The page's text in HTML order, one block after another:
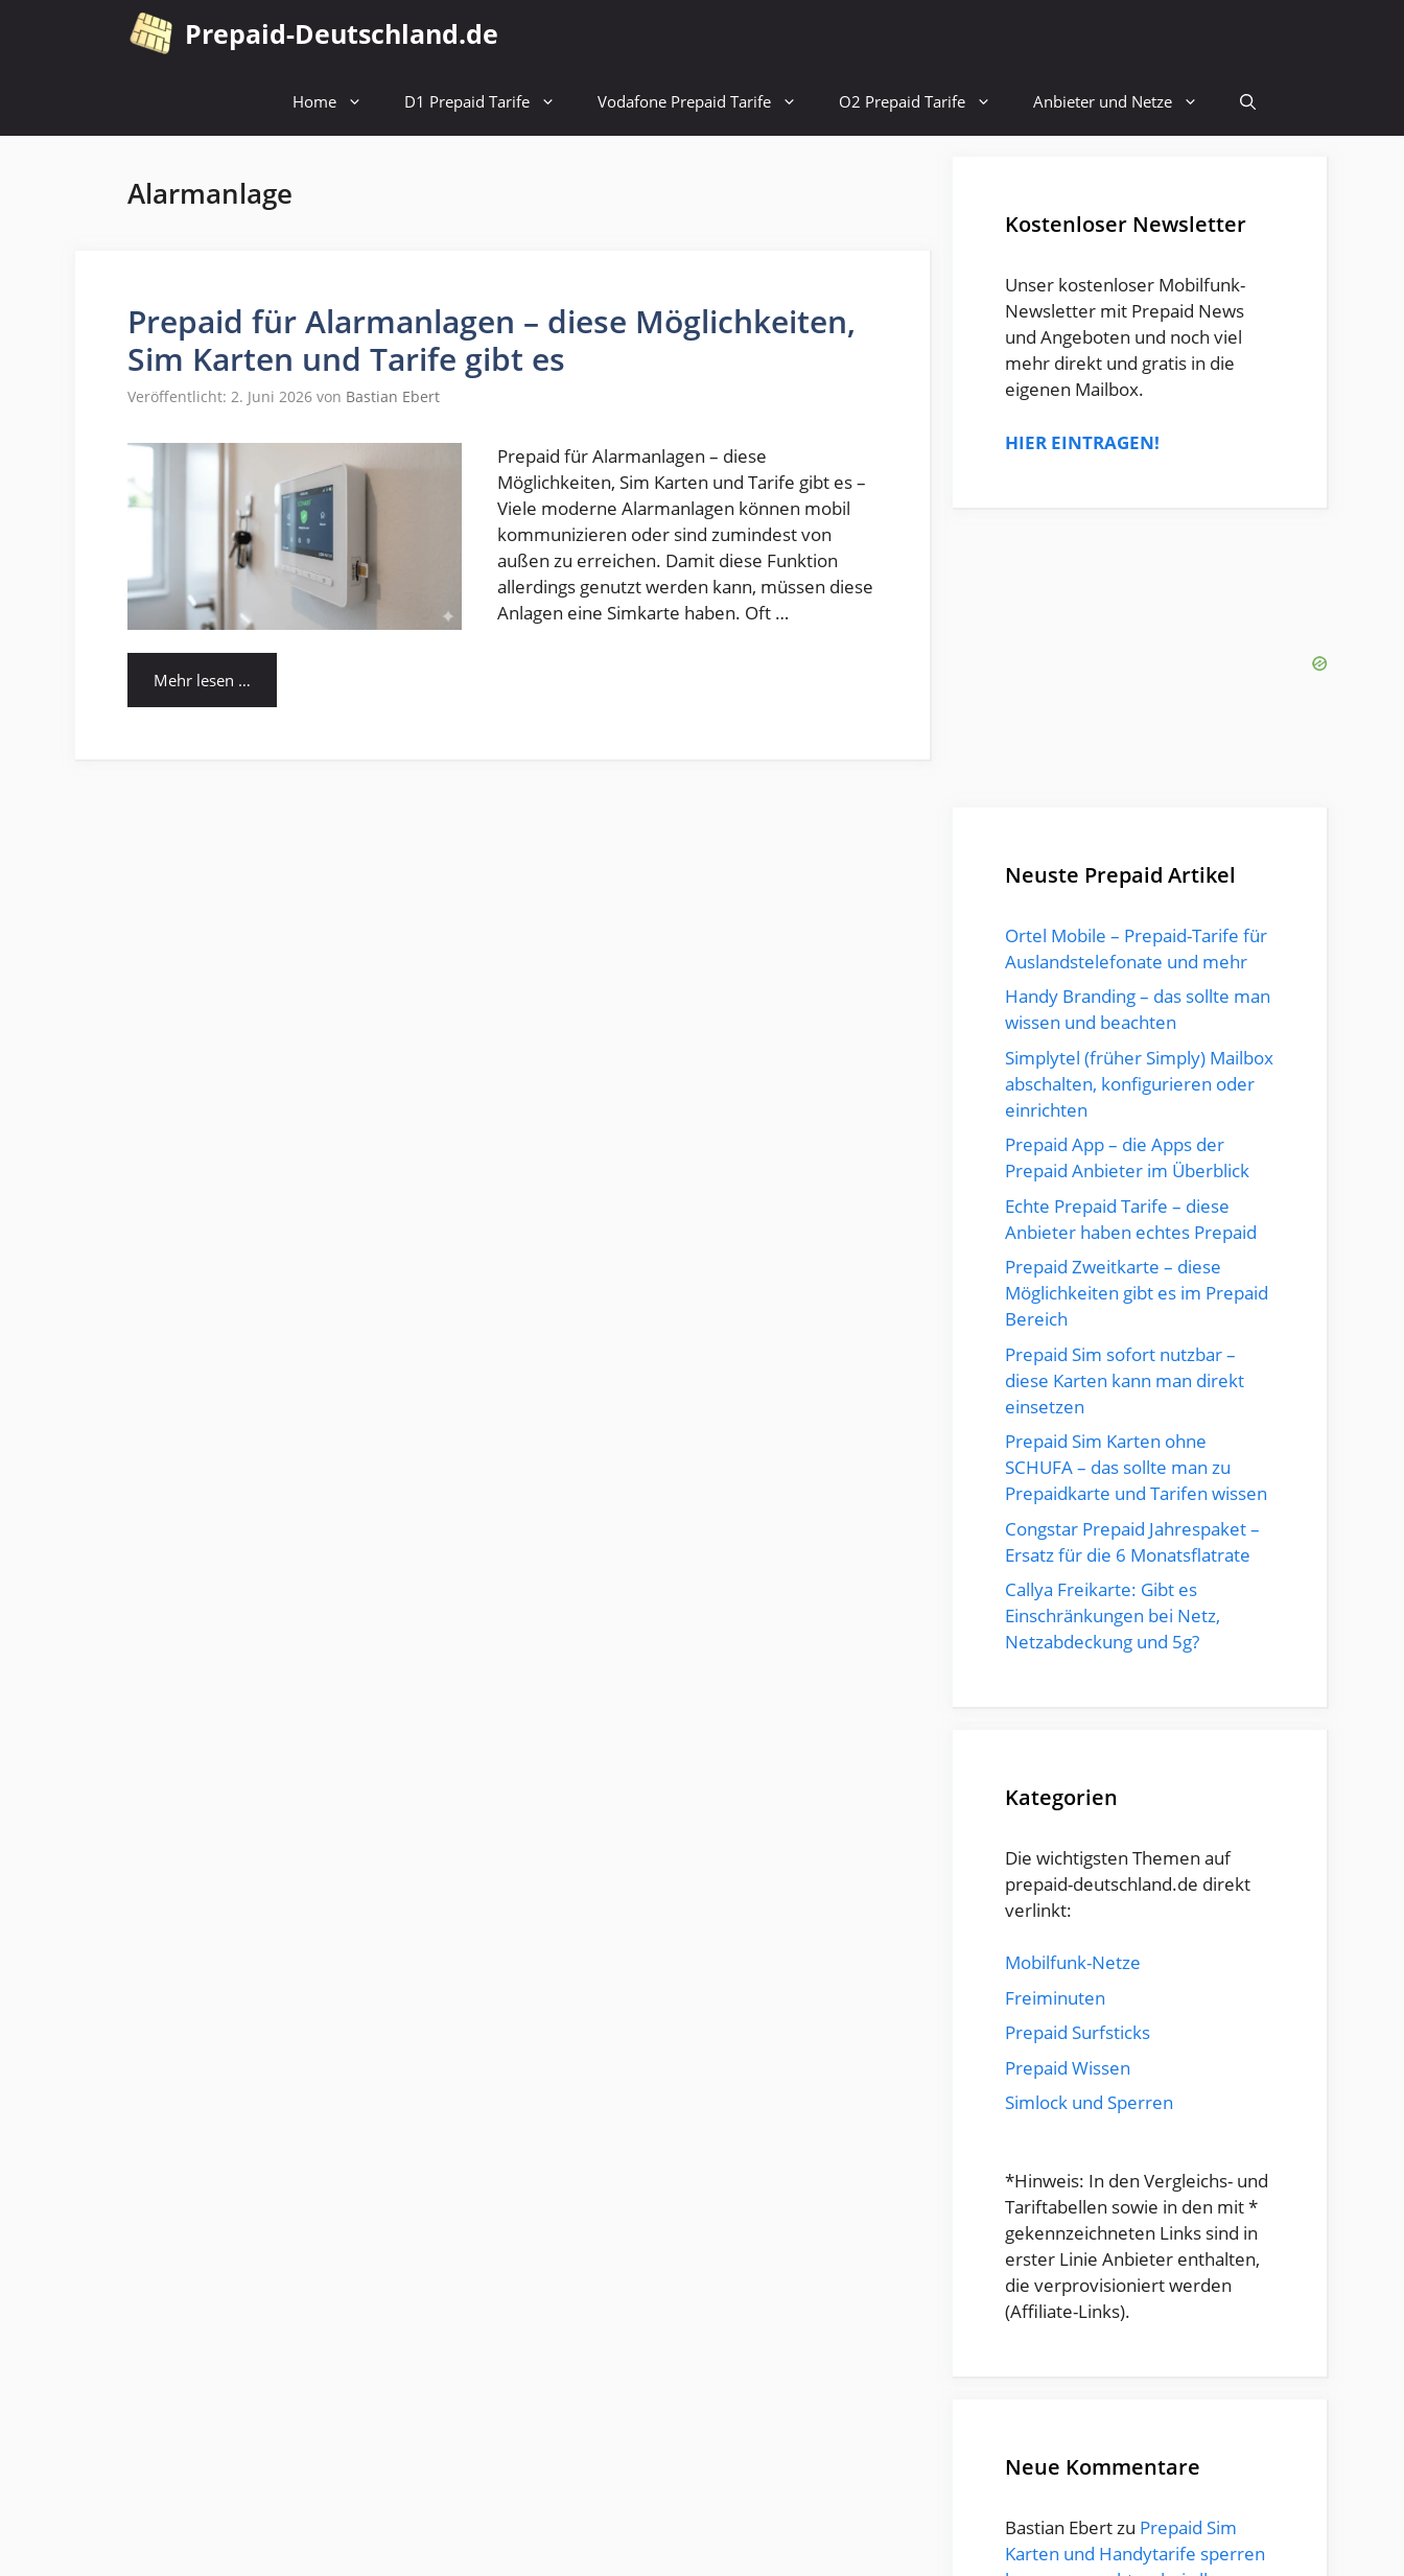
Prepaid-Deutschland.de
Home D1 Prepaid Tarife Vodafone Prepaid Tarife O2 Prepaid Tarife Anbieter und Netze
Alarmanlage
Prepaid für Alarmanlagen – diese Möglichkeiten,
Sim Karten und Tarife gibt es
Veröffentlicht: 2. Juni 2026 von Bastian Ebert
Prepaid für Alarmanlagen – diese
Möglichkeiten, Sim Karten und Tarife gibt es –
Viele moderne Alarmanlagen können mobil
kommunizieren oder sind zumindest von
außen zu erreichen. Damit diese Funktion
allerdings genutzt werden kann, müssen diese
Anlagen eine Simkarte haben. Oft …
Mehr lesen …
Kostenloser Newsletter
Unser kostenloser Mobilfunk-
Newsletter mit Prepaid News
und Angeboten und noch viel
mehr direkt und gratis in die
eigenen Mailbox.
HIER EINTRAGEN!
Neuste Prepaid Artikel
Ortel Mobile – Prepaid-Tarife für
Auslandstelefonate und mehr
Handy Branding – das sollte man
wissen und beachten
Simplytel (früher Simply) Mailbox
abschalten, konfigurieren oder
einrichten
Prepaid App – die Apps der
Prepaid Anbieter im Überblick
Echte Prepaid Tarife – diese
Anbieter haben echtes Prepaid
Prepaid Zweitkarte – diese
Möglichkeiten gibt es im Prepaid
Bereich
Prepaid Sim sofort nutzbar –
diese Karten kann man direkt
einsetzen
Prepaid Sim Karten ohne
SCHUFA – das sollte man zu
Prepaidkarte und Tarifen wissen
Congstar Prepaid Jahrespaket –
Ersatz für die 6 Monatsflatrate
Callya Freikarte: Gibt es
Einschränkungen bei Netz,
Netzabdeckung und 5g?
Kategorien
Die wichtigsten Themen auf
prepaid-deutschland.de direkt
verlinkt:
Mobilfunk-Netze
Freiminuten
Prepaid Surfsticks
Prepaid Wissen
Simlock und Sperren
*Hinweis: In den Vergleichs- und
Tariftabellen sowie in den mit *
gekennzeichneten Links sind in
erster Linie Anbieter enthalten,
die verprovisioniert werden
(Affiliate-Links).
Neue Kommentare
Bastian Ebertzu Prepaid Sim
Karten und Handytarife sperren